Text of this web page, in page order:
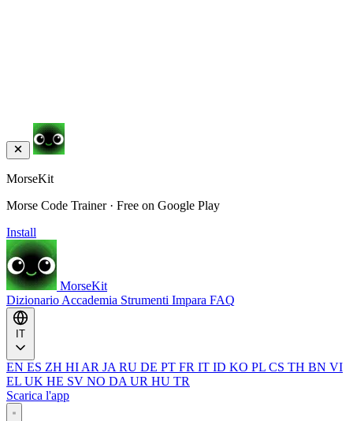
MorseKit
Morse Code Trainer · Free on Google Play
Install
MorseKit
Dizionario Accademia Strumenti Impara FAQ
EN ES ZH HI AR JA RU DE PT FR IT ID KO PL CS TH BN VI
EL UK HE SV NO DA UR HU TR
Scarica l'app